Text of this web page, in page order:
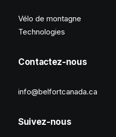
Vélo de montagne
Technologies
Contactez-nous
info@belfortcanada.ca
Suivez-nous